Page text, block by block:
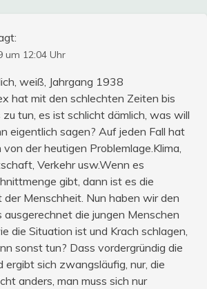
um 12:04 Uhr
weiß, Jahrgang 1938
hat mit den schlechten Zeiten bis
tun, es ist schlicht dämlich, was will
eigentlich sagen? Auf jeden Fall hat
der heutigen Problemlage.Klima,
Verkehr usw.Wenn es
gibt, dann ist es die
der Menschheit. Nun haben wir den
ausgerechnet die jungen Menschen
die Situation ist und Krach schlagen,
sonst tun? Dass vordergründig die
ergibt sich zwangsläufig, nur, die
anders, man muss sich nur